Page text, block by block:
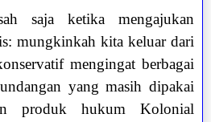
saja ketika mengajukan
mungkinkah kita keluar dari
mengingat berbagai
yang masih dipakai
produk hukum Kolonial